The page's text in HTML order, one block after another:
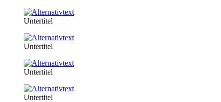
Untertitel
Untertitel
Untertitel
Untertitel